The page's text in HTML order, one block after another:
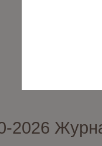
2026